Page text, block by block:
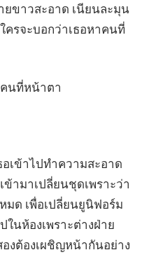
ยขาวสะอาด เนียนละมุน
ครจะบอกว่าเธอหาคนที่
นที่หน้าตา
เข้าไปทำความสะอาด
ามาเปลี่ยนชุดเพราะว่า
มด เพื่อเปลี่ยนยูนิฟอร์ม
นห้องเพราะต่างฝ่าย
งต้องเผชิญหน้ากันอย่าง